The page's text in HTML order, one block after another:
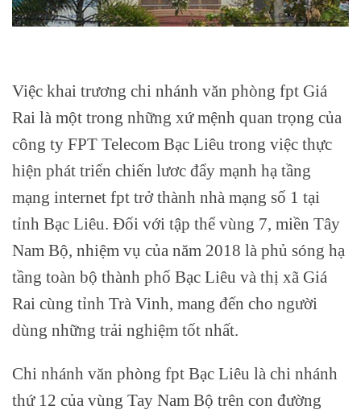
Việc khai trương chi nhánh văn phòng fpt Giá
Rai là một trong những xứ mệnh quan trọng của
công ty FPT Telecom Bạc Liêu trong việc thực
hiện phát triển chiến lươc đẩy mạnh hạ tầng
mạng internet fpt trở thành nhà mạng số 1 tại
tỉnh Bạc Liêu. Đối với tập thể vùng 7, miền Tây
Nam Bộ, nhiệm vụ của năm 2018 là phủ sóng hạ
tầng toàn bộ thành phố Bạc Liêu và thị xã Giá
Rai cùng tỉnh Trà Vinh, mang đến cho người
dùng những trải nghiệm tốt nhất.
Chi nhánh văn phòng fpt Bạc Liêu là chi nhánh
thứ 12 của vùng Tay Nam Bộ trên con đường